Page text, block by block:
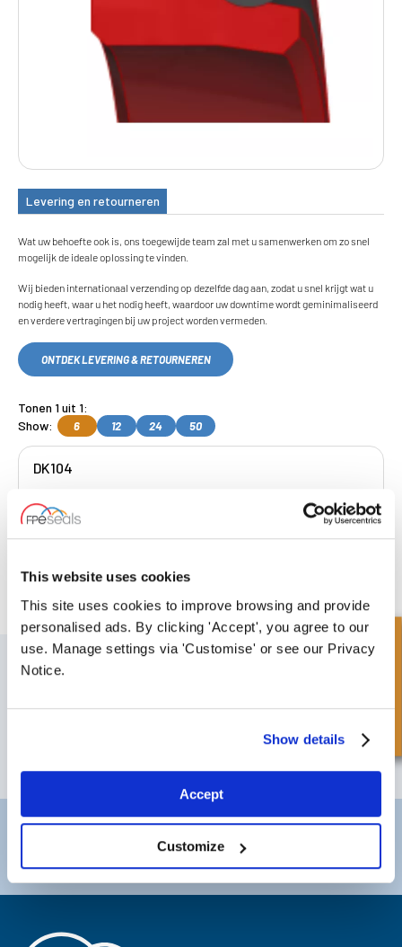
This website uses cookies
This site uses cookies to improve browsing and provide
personalised ads. By clicking 'Accept', you agree to our
use. Manage settings via 'Customise' or see our Privacy
Notice.
Show details
Accept
Customize
Levering en retourneren
Wat uw behoefte ook is, ons toegewijde team zal met u samenwerken om zo snel
mogelijk de ideale oplossing te vinden.
Wij bieden internationaal verzending op dezelfde dag aan, zodat u snel krijgt wat u
nodig heeft, waar u het nodig heeft, waardoor uw downtime wordt geminimaliseerd
en verdere vertragingen bij uw project worden vermeden.
ONTDEK LEVERING & RETOURNEREN
Tonen 1 uit 1:
Show:
6 12 24 50
DK104
Gratis collectiebeschikbaar, OF kies
volgende dag geleverd.
SCHRIJF JE IN VOOR ONZE NIEUWSBRIEF
Darlington
+44 (0) 1325 282732
Email:sales@fpeseals.com
Doncaster
Telefoon:
Email:doncaster@fpeseals.com
Snel onderzoek